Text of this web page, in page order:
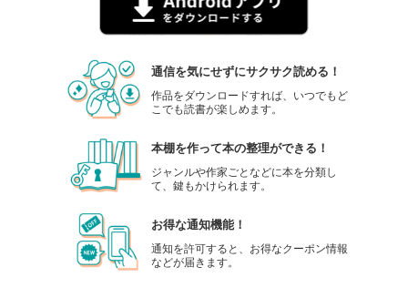
通信を気にせずにサクサク読める！
作品をダウンロードすれば、いつでもど
こでも読書が楽しめます。
本棚を作って本の整理ができる！
ジャンルや作家ごとなどに本を分類し
て、鍵もかけられます。
お得な通知機能！
通知を許可すると、お得なクーポン情報
などが届きます。